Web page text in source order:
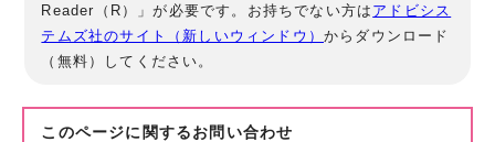
Reader（R）」が必要です。お持ちでない方は アドビシス
テムズ社のサイト（新しいウィンドウ）からダウンロード
（無料）してください。
このページに関する お問い合わせ